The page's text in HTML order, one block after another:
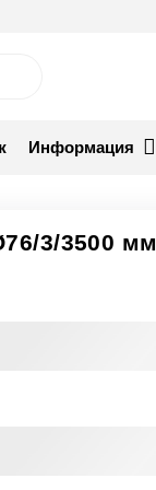
Информация
3/3500 мм